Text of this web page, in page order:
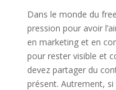
Dans le monde du
pression pour avoir
en marketing et en
pour rester visible et
devez partager du
présent. Autrement,